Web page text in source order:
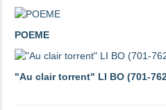
POEME
"Au clair torrent" LI BO (701-